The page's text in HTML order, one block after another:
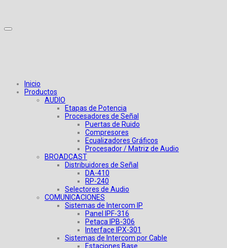
Inicio
Productos
AUDIO
Etapas de Potencia
Procesadores de Señal
Puertas de Ruido
Compresores
Ecualizadores Gráficos
Procesador / Matriz de Audio
BROADCAST
Distribuidores de Señal
DA-410
RP-240
Selectores de Audio
COMUNICACIONES
Sistemas de Intercom IP
Panel IPF-316
Petaca IPB-306
Interface IPX-301
Sistemas de Intercom por Cable
Estaciones Base